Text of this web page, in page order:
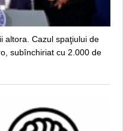
altora. Cazul spaţiului de
subînchiriat cu 2.000 de